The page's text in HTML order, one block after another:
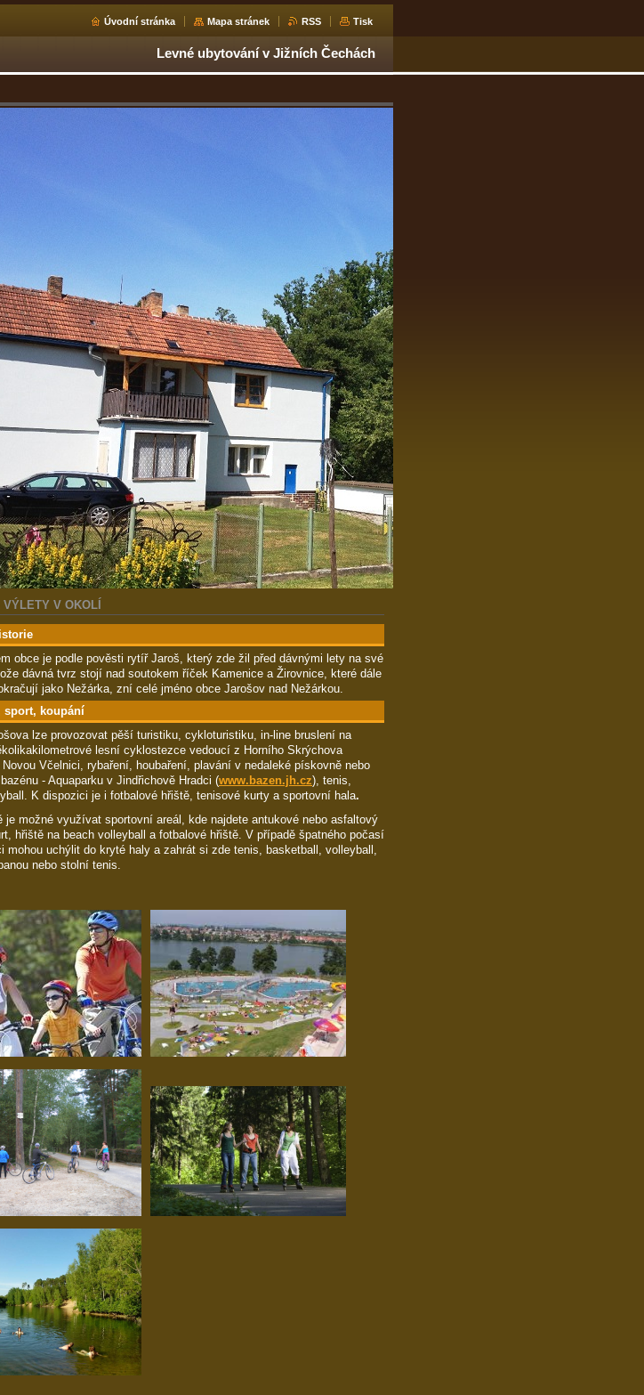
Úvodní stránka Mapa stránek RSS Tisk
Levné ubytování v Jižních Čechách
VÝLETY V OKOLÍ
obce je podle pověsti rytíř Jaroš, který zde žil před dávnými lety na své
dávná tvrz stojí nad soutokem říček Kamenice a Žirovnice, které dále
jako Nežárka, zní celé jméno obce Jarošov nad Nežárkou.
sport, koupání
lze provozovat pěší turistiku, cykloturistiku, in-line bruslení na
lesní cyklostezce vedoucí z Horního Skrýchova
Včelnici, rybaření, houbaření, plavání v nedaleké pískovně nebo
- Aquaparku v Jindřichově Hradci (www.bazen.jh.cz), tenis,
K dispozici je i fotbalové hřiště, tenisové kurty a sportovní hala.
je možné využívat sportovní areál, kde najdete antukové nebo asfaltový
hřiště na beach volleyball a fotbalové hřiště. V případě špatného počasí
mohou uchýlit do kryté haly a zahrát si zde tenis, basketball, volleyball,
nebo stolní tenis.